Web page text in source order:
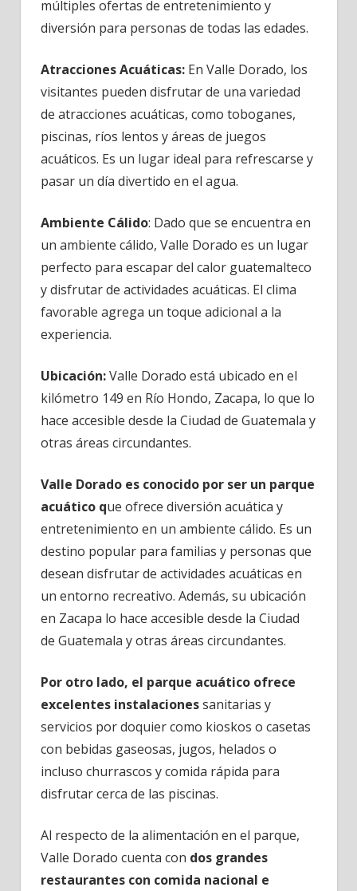
múltiples ofertas de entretenimiento y
diversión para personas de todas las edades.
Atracciones Acuáticas: En Valle Dorado, los
visitantes pueden disfrutar de una variedad
de atracciones acuáticas, como toboganes,
piscinas, ríos lentos y áreas de juegos
acuáticos. Es un lugar ideal para refrescarse y
pasar un día divertido en el agua.
Ambiente Cálido: Dado que se encuentra en
un ambiente cálido, Valle Dorado es un lugar
perfecto para escapar del calor guatemalteco
y disfrutar de actividades acuáticas. El clima
favorable agrega un toque adicional a la
experiencia.
Ubicación:Valle Dorado está ubicado en el
kilómetro 149 en Río Hondo, Zacapa, lo que lo
hace accesible desde la Ciudad de Guatemala y
otras áreas circundantes.
Valle Dorado es conocido por ser un parque
acuático que ofrece diversión acuática y
entretenimiento en un ambiente cálido. Es un
destino popular para familias y personas que
desean disfrutar de actividades acuáticas en
un entorno recreativo. Además, su ubicación
en Zacapa lo hace accesible desde la Ciudad
de Guatemala y otras áreas circundantes.
Por otro lado, el parque acuático ofrece
excelentes instalacionessanitarias y
servicios por doquier como kioskos o casetas
con bebidas gaseosas, jugos, helados o
incluso churrascos y comida rápida para
disfrutar cerca de las piscinas.
Al respecto de la alimentación en el parque,
Valle Dorado cuenta con dos grandes
restaurantes con comida nacional e